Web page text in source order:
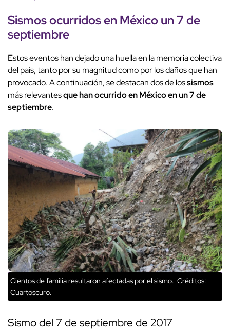
Sismos ocurridos en México un 7 de
septiembre
Estos eventos han dejado una huella en la memoria colectiva
del país, tanto por su magnitud como por los daños que han
provocado. A continuación, se destacan dos de lossismos
más relevantesque han ocurrido en México en un 7 de
septiembre.
Cientos de familia resultaron afectadas por el sismo. Créditos:
Cuartoscuro.
Sismo del 7 de septiembre de 2017